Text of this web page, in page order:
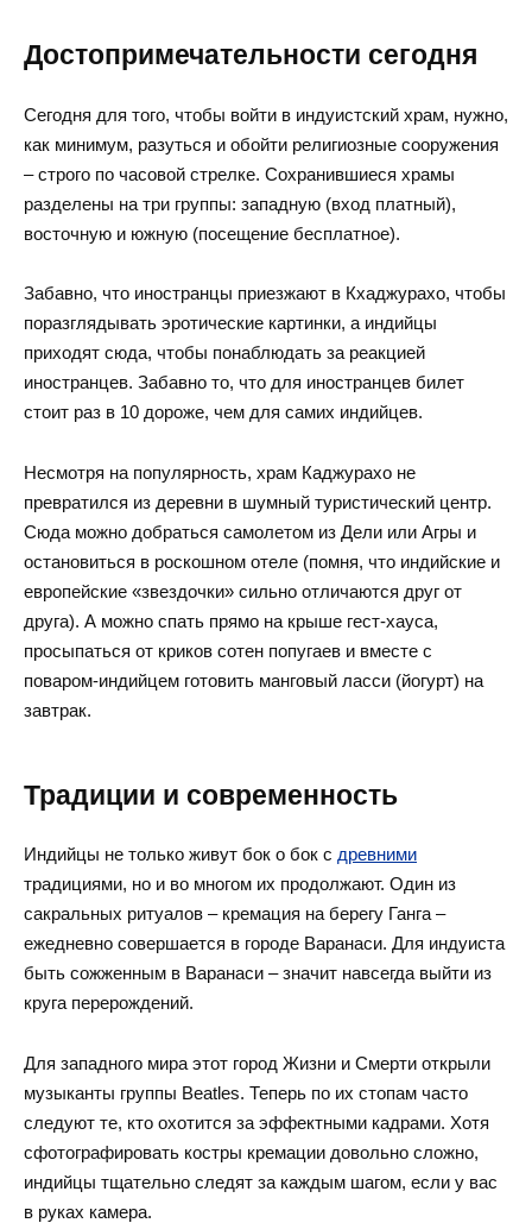
Достопримечательности сегодня
Сегодня для того, чтобы войти в индуистский храм, нужно,
как минимум, разуться и обойти религиозные сооружения
– строго по часовой стрелке. Сохранившиеся храмы
разделены на три группы: западную (вход платный),
восточную и южную (посещение бесплатное).
Забавно, что иностранцы приезжают в Кхаджурахо, чтобы
поразглядывать эротические картинки, а индийцы
приходят сюда, чтобы понаблюдать за реакцией
иностранцев. Забавно то, что для иностранцев билет
стоит раз в 10 дороже, чем для самих индийцев.
Несмотря на популярность, храм Каджурахо не
превратился из деревни в шумный туристический центр.
Сюда можно добраться самолетом из Дели или Агры и
остановиться в роскошном отеле (помня, что индийские и
европейские «звездочки» сильно отличаются друг от
друга). А можно спать прямо на крыше гест-хауса,
просыпаться от криков сотен попугаев и вместе с
поваром-индийцем готовить манговый ласси (йогурт) на
завтрак.
Традиции и современность
Индийцы не только живут бок о бок с древними
традициями, но и во многом их продолжают. Один из
сакральных ритуалов – кремация на берегу Ганга –
ежедневно совершается в городе Варанаси. Для индуиста
быть сожженным в Варанаси – значит навсегда выйти из
круга перерождений.
Для западного мира этот город Жизни и Смерти открыли
музыканты группы Beatles. Теперь по их стопам часто
следуют те, кто охотится за эффектными кадрами. Хотя
сфотографировать костры кремации довольно сложно,
индийцы тщательно следят за каждым шагом, если у вас
в руках камера.